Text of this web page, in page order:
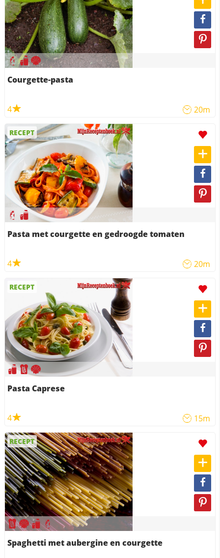
Courgette-pasta
4 20m
RECEPT
Pasta met courgette en gedroogde tomaten
4 20m
RECEPT
Pasta Caprese
4 15m
RECEPT
Spaghetti met aubergine en courgette